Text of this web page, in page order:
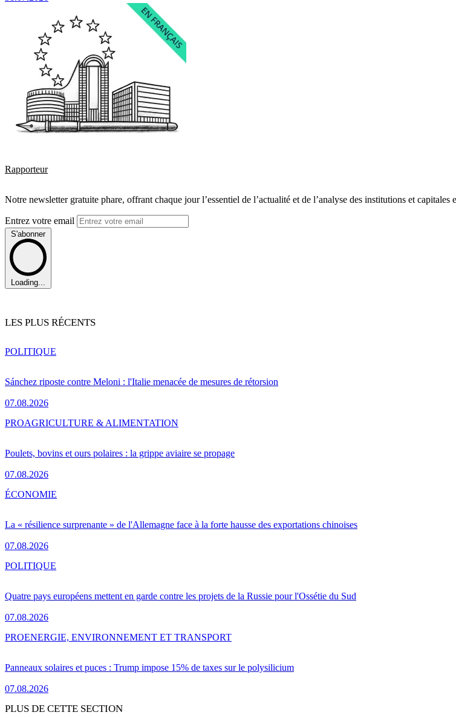
Rapporteur
Notre newsletter gratuite phare, offrant chaque jour l’essentiel de l’actualité et de l’analyse des institutions et
Entrez votre email
S'abonner
Loading...
LES PLUS RÉCENTS
Sánchez riposte contre Meloni : l'Italie menacée de mesures de rétorsion
07.08.2026
POLITIQUE
Poulets, bovins et ours polaires : la grippe aviaire se propage
07.08.2026
PROAGRICULTURE & ALIMENTATION
La « résilience surprenante » de l'Allemagne face à la forte hausse des exportations chinoises
07.08.2026
ÉCONOMIE
Quatre pays européens mettent en garde contre les projets de la Russie pour l'Ossétie du Sud
07.08.2026
POLITIQUE
Panneaux solaires et puces : Trump impose 15% de taxes sur le polysilicium
07.08.2026
PROENERGIE, ENVIRONNEMENT ET TRANSPORT
PLUS DE CETTE SECTION